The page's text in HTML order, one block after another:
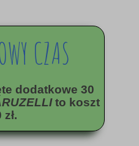
CZAS
dodatkowe 30
to koszt
zł.